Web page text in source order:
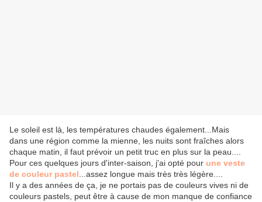
Le soleil est là, les températures chaudes également...Mais
dans une région comme la mienne, les nuits sont fraîches alors
chaque matin, il faut prévoir un petit truc en plus sur la peau....
Pour ces quelques jours d'inter-saison, j'ai opté pour une veste
de couleur pastel ...assez longue mais très très légère....
Il y a des années de ça, je ne portais pas de couleurs vives ni de
couleurs pastels, peut être à cause de mon manque de confiance